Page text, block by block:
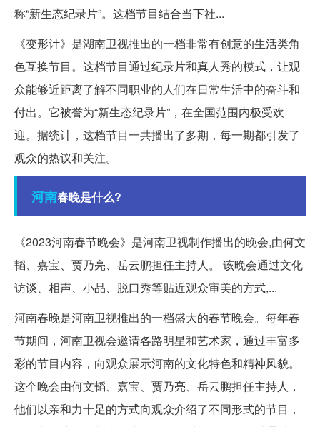
称“新生态纪录片”。这档节目结合当下社...
《变形计》是湖南卫视推出的一档非常有创意的生活类角
色互换节目。这档节目通过纪录片和真人秀的模式，让观
众能够近距离了解不同职业的人们在日常生活中的奋斗和
付出。它被誉为“新生态纪录片”，在全国范围内极受欢
迎。据统计，这档节目一共播出了多期，每一期都引发了
观众的热议和关注。
河南春晚是什么?
《2023河南春节晚会》是河南卫视制作播出的晚会,由何文
韬、嘉宝、贾乃亮、岳云鹏担任主持人。 该晚会通过文化
访谈、相声、小品、脱口秀等贴近观众审美的方式,...
河南春晚是河南卫视推出的一档盛大的春节晚会。每年春
节期间，河南卫视会邀请各路明星和艺术家，通过丰富多
彩的节目内容，向观众展示河南的文化特色和精神风貌。
这个晚会由何文韬、嘉宝、贾乃亮、岳云鹏担任主持人，
他们以亲和力十足的方式向观众介绍了不同形式的节目，